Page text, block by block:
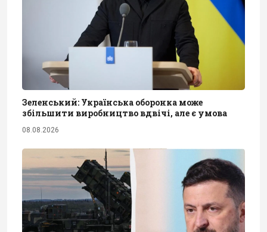
Зеленський: Українська оборонка може
збільшити виробництво вдвічі, але є умова
08.08.2026